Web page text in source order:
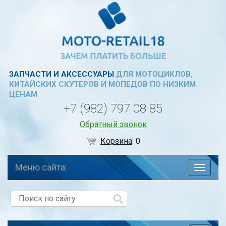
ЗАПЧАСТИ И АКСЕССУАРЫДЛЯ МОТОЦИКЛОВ,
КИТАЙСКИХ СКУТЕРОВ И МОПЕДОВ ПО НИЗКИМ
ЦЕНАМ
+7 (982) 797 08 85
Обратный звонок
Корзина:0
по
Меню сайта: